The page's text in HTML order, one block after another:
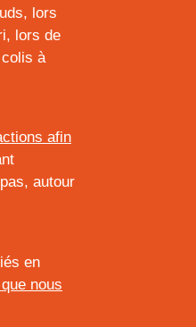
lors
lors de
à
afin
autour
en
nous